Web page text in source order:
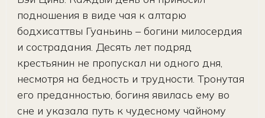
подношения в виде чая к алтарю
бодхисаттвы Гуаньинь – богини милосердия
и сострадания. Десять лет подряд
крестьянин не пропускал ни одного дня,
несмотря на бедность и трудности. Тронутая
его преданностью, богиня явилась ему во
сне и указала путь к чудесному чайному